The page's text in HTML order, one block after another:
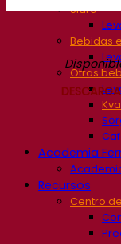
Sidra
Bebidas
Otras
Academia
Recursos
Centro